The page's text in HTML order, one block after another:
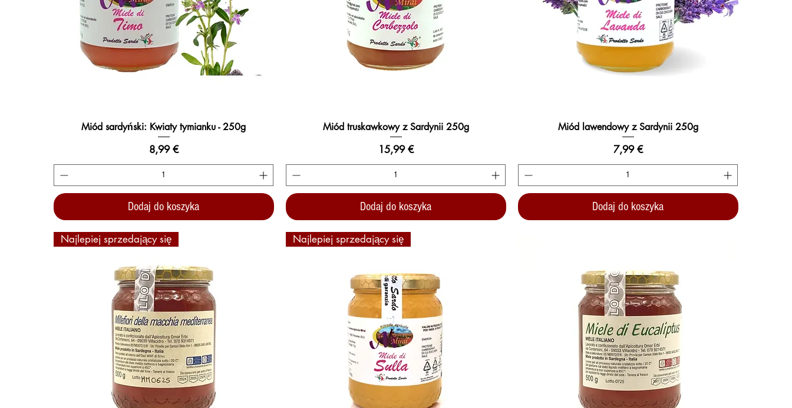
Podgląd
Miód sardyński: Kwiaty tymianku - 250g
Cena
8,99 €
Dodaj do koszyka
Podgląd
Miód truskawkowy z Sardynii 250g
Cena
15,99 €
Dodaj do koszyka
Podgląd
Miód lawendowy z Sardynii 250g
Cena
7,99 €
Dodaj do koszyka
Najlepiej sprzedający się Najlepiej sprzedający się